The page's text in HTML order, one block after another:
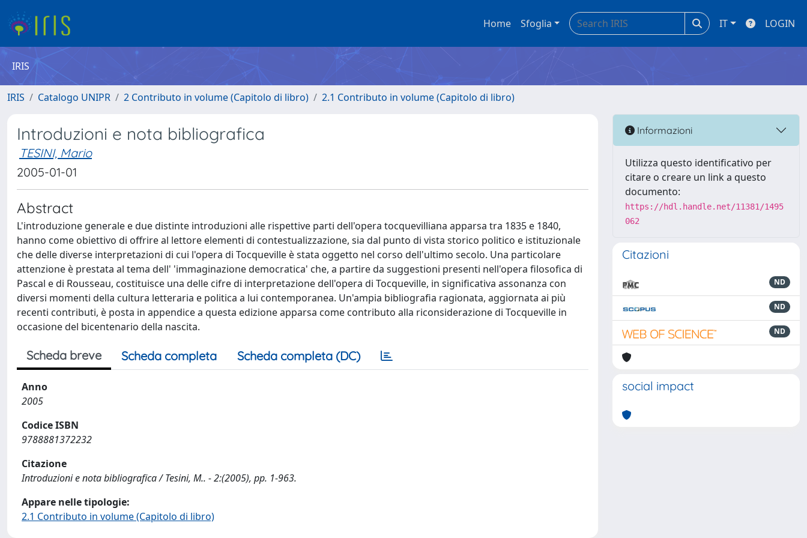
Home Sfoglia IT LOGIN
IRIS
IRIS Catalogo UNIPR 2 Contributo in volume (Capitolo di libro) 2.1 Contributo in volume (Capitolo di libro)
Introduzioni e nota bibliografica
TESINI, Mario
2005-01-01
Abstract
L'introduzione generale e due distinte introduzioni alle rispettive parti dell'opera tocquevilliana apparsa tra 1835 e 1840,
hanno come obiettivo di offrire al lettore elementi di contestualizzazione, sia dal punto di vista storico politico e istituzionale
che delle diverse interpretazioni di cui l'opera di Tocqueville è stata oggetto nel corso dell'ultimo secolo. Una particolare
attenzione è prestata al tema dell' 'immaginazione democratica' che, a partire da suggestioni presenti nell'opera filosofica di
Pascal e di Rousseau, costituisce una delle cifre di interpretazione dell'opera di Tocqueville, in significativa assonanza con
diversi momenti della cultura letteraria e politica a lui contemporanea. Un'ampia bibliografia ragionata, aggiornata ai più
recenti contributi, è posta in appendice a questa edizione apparsa come contributo alla riconsiderazione di Tocqueville in
occasione del bicentenario della nascita.
Scheda breve Scheda completa Scheda completa (DC)
Anno
2005
Codice ISBN
9788881372232
Citazione
Introduzioni e nota bibliografica / Tesini, M.. - 2:(2005), pp. 1-963.
Appare nelle tipologie:
2.1 Contributo in volume (Capitolo di libro)
Informazioni
Utilizza questo identificativo per
citare o creare un link a questo
documento:
https://hdl.handle.net/11381/1495
062
Citazioni
ND
ND
ND
social impact